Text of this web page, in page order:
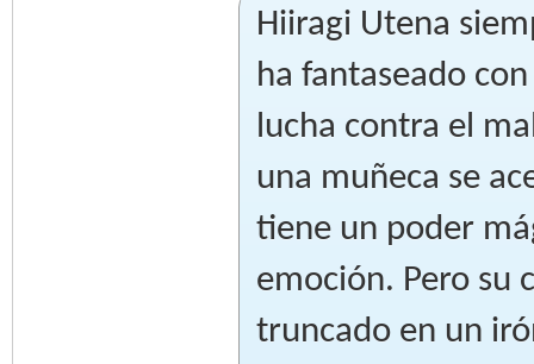
Hiiragi Utena
ha fantaseado
lucha contra el
una muñeca se
tiene un poder
emoción. Pero su
truncado en un